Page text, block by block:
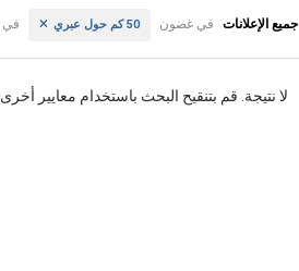
جميع الإعلانات في غضون 50 كم حول عبري في
لا نتيجة. قم بتنقيح البحث باستخدام معايير أخرى.